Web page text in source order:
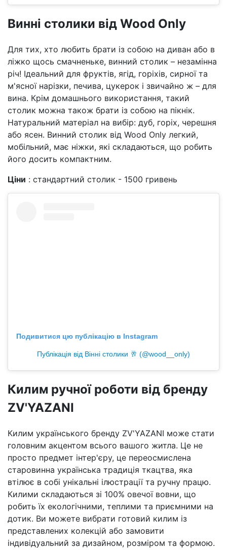
Винні столики від Wood Only
Для тих, хто любить брати із собою на диван або в
ліжко щось смачненьке, винний столик – незамінна
річ! Ідеальний для фруктів, ягід, горіхів, сирної та
м'ясної нарізки, печива, цукерок і звичайно ж – для
вина. Крім домашнього використання, такий
столик можна також брати із собою на пікнік.
Натуральний матеріал на вибір: дуб, горіх, черешня
або ясен. Винний столик від Wood Only легкий,
мобільний, має ніжки, які складаються, що робить
його досить компактним.
Ціни : стандартний столик - 1500 гривень
Подивитися цю публікацію в Instagram
Публікація від Вінні столики 🥂 (@wood__only)
Килим ручної роботи від бренду
ZV'YAZANI
Килим українського бренду ZV'YAZANI може стати
головним акцентом всього вашого житла. Це не
просто предмет інтер'єру, це переосмислена
старовинна українська традиція ткацтва, яка
втілює в собі унікальні ілюстрації та ручну працю.
Килими складаються зі 100% овечої вовни, що
робить їх екологічними, теплими та приємними на
дотик. Ви можете вибрати готовий килим із
представлених колекцій або замовити
індивідуальний за дизайном, розміром та формою.